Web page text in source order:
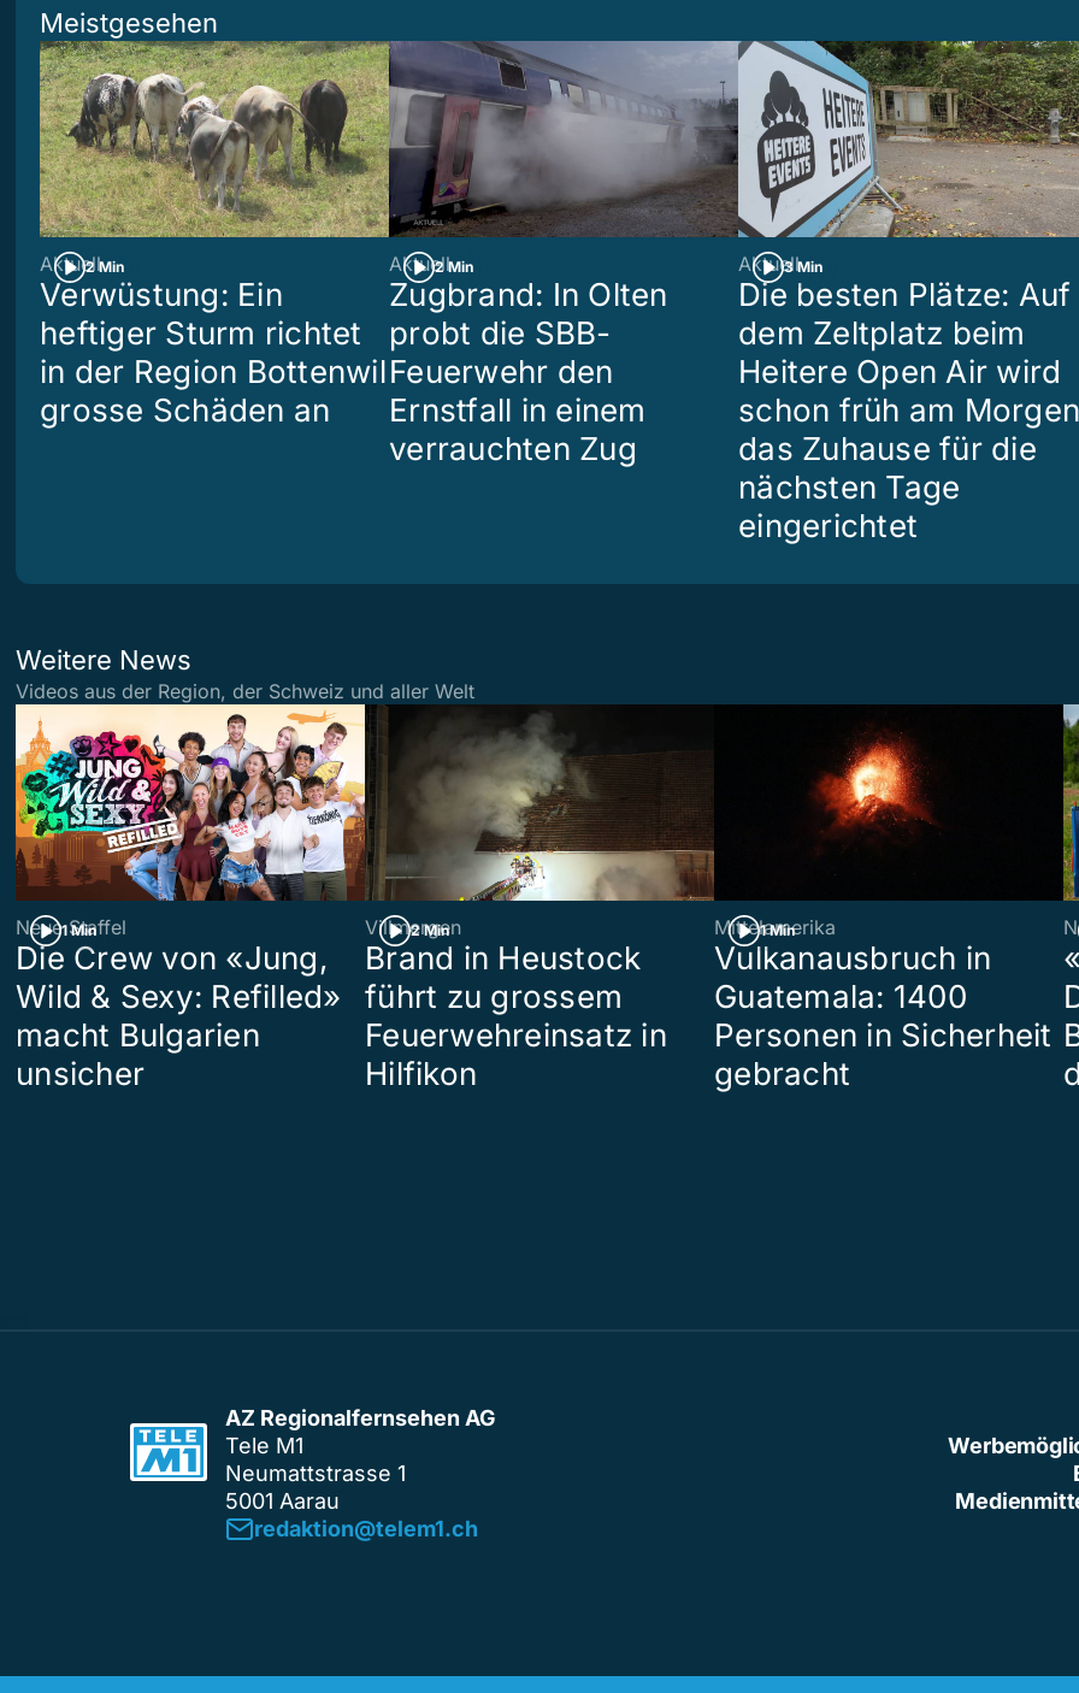
Meistgesehen
2 Min
Aktuell
Verwüstung: Ein
heftiger Sturm richtet
in der Region Bottenwil
grosse Schäden an
2 Min
Aktuell
Zugbrand: In Olten
probt die SBB-
Feuerwehr den
Ernstfall in einem
verrauchten Zug
3 Min
Aktuell
Die besten Plätze: Auf
dem Zeltplatz beim
Heitere Open Air wird
schon früh am Morgen
das Zuhause für die
nächsten Tage
eingerichtet
Weitere News
Videos aus der Region, der Schweiz und aller Welt
1 Min
Neue Staffel
Die Crew von «Jung,
Wild & Sexy: Refilled»
macht Bulgarien
unsicher
2 Min
Villmergen
Brand in Heustock
führt zu grossem
Feuerwehreinsatz in
Hilfikon
1 Min
Mittelamerika
Vulkanausbruch in
Guatemala: 1400
Personen in Sicherheit
gebracht
AZ Regionalfernsehen AG
Tele M1
Neumattstrasse 1
5001 Aarau
redaktion@telem1.ch